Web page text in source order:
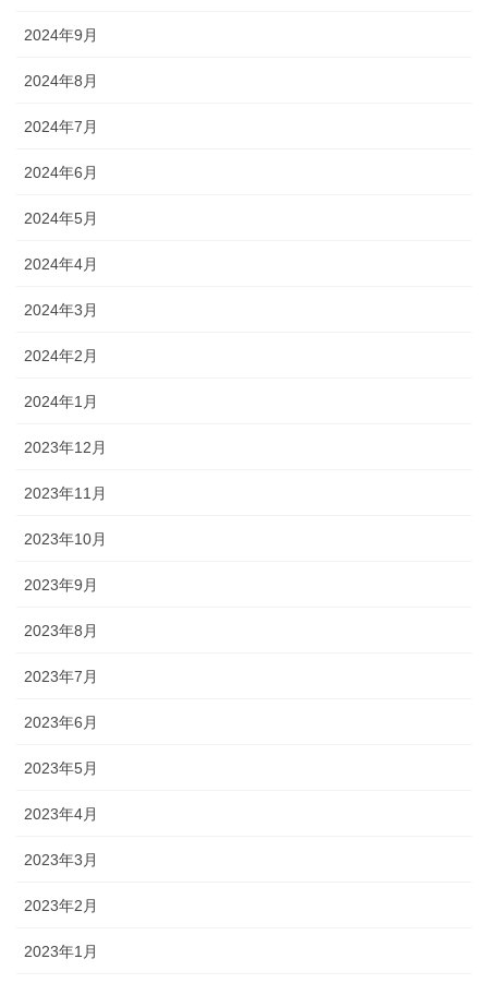
2024年9月
2024年8月
2024年7月
2024年6月
2024年5月
2024年4月
2024年3月
2024年2月
2024年1月
2023年12月
2023年11月
2023年10月
2023年9月
2023年8月
2023年7月
2023年6月
2023年5月
2023年4月
2023年3月
2023年2月
2023年1月